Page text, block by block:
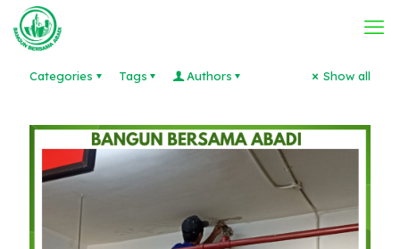
Categories Tags Authors Show all